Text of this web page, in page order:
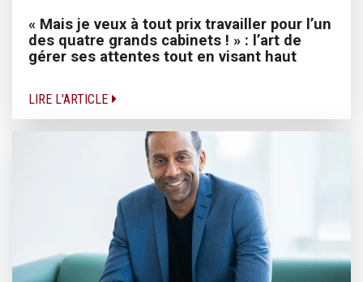
« Mais je veux à tout prix travailler pour l’un
des quatre grands cabinets ! » : l’art de
gérer ses attentes tout en visant haut
LIRE L'ARTICLE